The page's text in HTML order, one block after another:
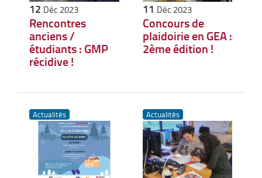
12 Déc 2023
Rencontres
anciens /
étudiants : GMP
récidive !
11 Déc 2023
Concours de
plaidoirie en GEA :
2ème édition !
Actualités Actualités